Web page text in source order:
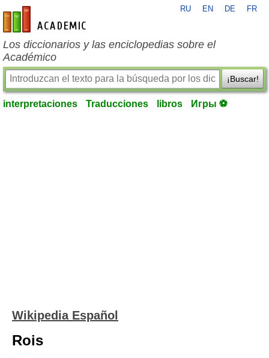
es-academic.com
RU EN DE FR
Los diccionarios y las enciclopedias sobre el
Académico
¡Buscar!
interpretaciones Traducciones libros Игры ⚽
Wikipedia Español
Rois